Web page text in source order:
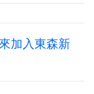
加入東森新